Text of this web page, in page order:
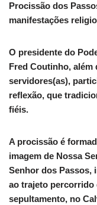
Procissão dos
manifestações
O presidente do
Fred Coutinho, além
servidores(as),
reflexão, que
fiéis.
A procissão é
imagem de Nossa
Senhor dos Passos,
ao trajeto percorrido
sepultamento, no